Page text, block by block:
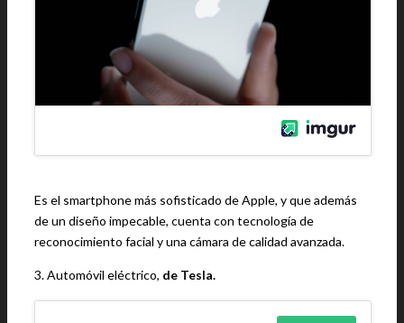
Es el smartphone más sofisticado de Apple, y que además
de un diseño impecable, cuenta con tecnología de
reconocimiento facial y una cámara de calidad avanzada.
3. Automóvil eléctrico, de Tesla.